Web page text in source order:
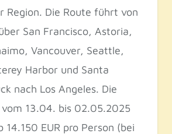
Region. Die Route führt von
San Francisco, Astoria,
Vancouver, Seattle,
Harbor und Santa
nach Los Angeles. Die
vom 13.04. bis 02.05.2025
14.150 EUR pro Person (bei